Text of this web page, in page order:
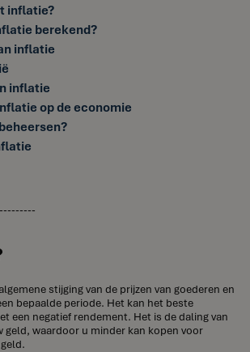
inflatie?
berekend?
inflatie
inflatie
op de economie
stijging van de prijzen van goederen en
bepaalde periode. Het kan het beste
een negatief rendement. Het is de daling van
geld, waardoor u minder kan kopen voor